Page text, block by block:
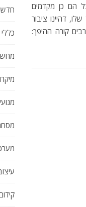
חדש
כללי
הם כן מקדמים
דהיינו ציבור
קורה ההיפך: